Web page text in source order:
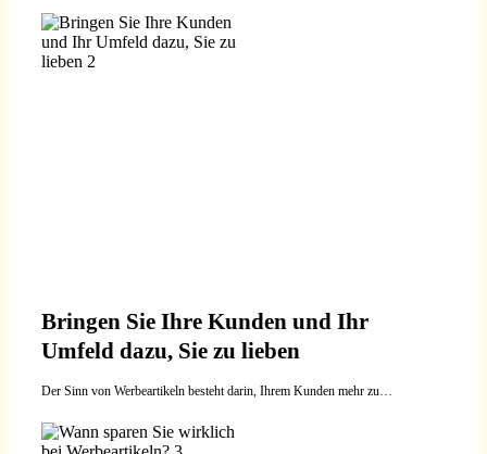
Bringen Sie Ihre Kunden und Ihr
Umfeld dazu, Sie zu lieben
Der Sinn von Werbeartikeln besteht darin, Ihrem Kunden mehr zu…